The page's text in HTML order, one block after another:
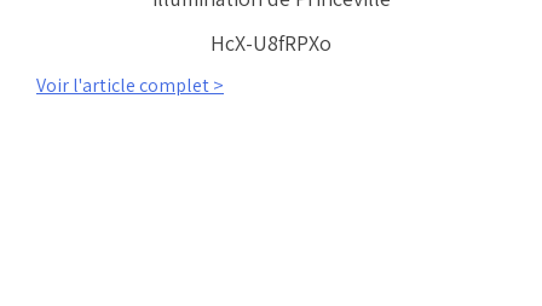
HcX-U8fRPXo
Voir l'article complet >